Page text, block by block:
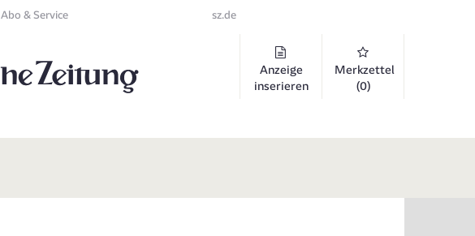
Abo & Service sz.de
Anzeige
inserieren
Merkzettel
(0)